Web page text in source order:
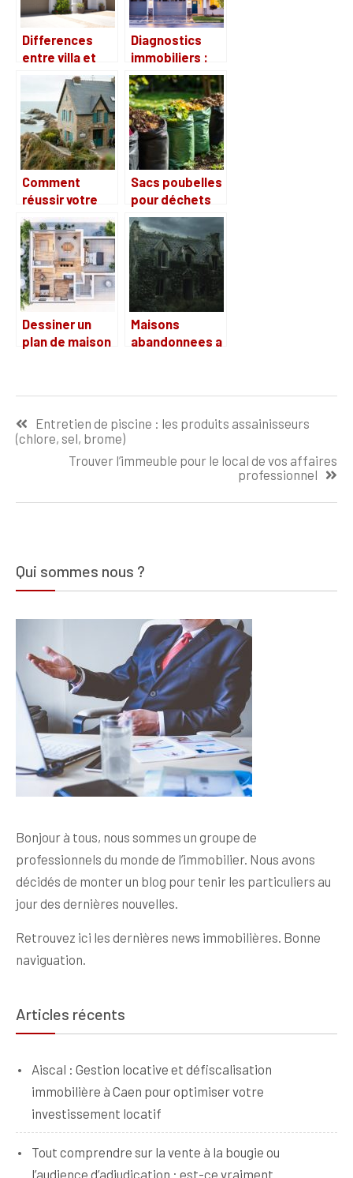
Immobiliere
Differences
entre villa et
duplex : quel
type de
logement
choisir ?
Diagnostics
immobiliers :
decouvrez tout
sur leur cout
Comment
réussir votre
vente de
maison à
Carantec grâce
à une agence
locale
Sacs poubelles
pour déchets
verts : choisir le
bon modèle
Dessiner un
plan de maison
débutants
Maisons
abandonnees a
vestige
gite touristique
de
Entretien de piscine : les produits assainisseurs
(chlore, sel, brome)
Trouver l’immeuble pour le local de vos affaires
professionnel
Qui sommes nous ?
Bonjour à tous, nous sommes un groupe de
professionnels du monde de l’immobilier. Nous avons
décidés de monter un blog pour tenir les particuliers au
jour des dernières nouvelles.
Retrouvez ici les dernières news immobilières. Bonne
naviguation.
Articles récents
Aiscal : Gestion locative et défiscalisation
immobilière à Caen pour optimiser votre
investissement locatif
Tout comprendre sur la vente à la bougie ou
l’audience d’adjudication : est-ce vraiment